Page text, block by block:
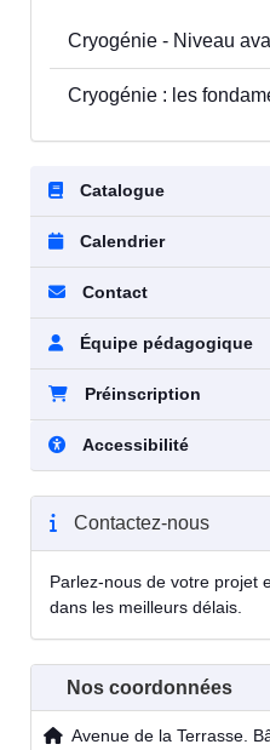
Cryogénie - Niveau
Cryogénie : les
Catalogue
Calendrier
Contact
Équipe pédagogique
Préinscription
Accessibilité
Contactez-nous
Parlez-nous de votre projet
dans les meilleurs délais.
Nos coordonnées
Avenue de la Terrasse.